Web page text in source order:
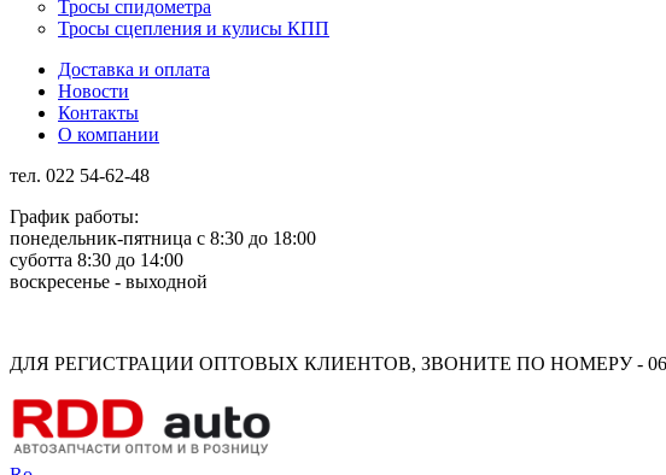
Тросы спидометра
Тросы сцепления и кулисы КПП
Доставка и оплата
Новости
Контакты
О компании
тел. 022 54-62-48
График работы:
понедельник-пятница с 8:30 до 18:00
суботта 8:30 до 14:00
воскресенье - выходной
ДЛЯ РЕГИСТРАЦИИ ОПТОВЫХ КЛИЕНТОВ, ЗВОНИТЕ ПО НОМЕРУ -